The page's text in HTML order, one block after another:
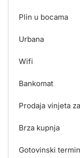
Plin u bocama
Urbana
Wifi
Bankomat
Prodaja vinjeta
Brza kupnja
Gotovinski